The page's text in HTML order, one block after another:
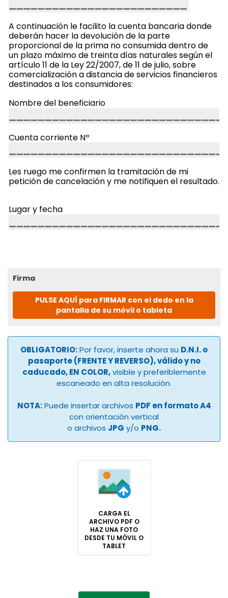
A continuación le facilito la cuenta bancaria donde
deberán hacer la devolución de la parte
proporcional de la prima no consumida dentro de
un plazo máximo de treinta días naturales según el
artículo 11 de la Ley 22/2007, de 11 de julio, sobre
comercialización a distancia de servicios financieros
destinados a los consumidores:
Nombre del beneficiario
Cuenta corriente Nº
Les ruego me confirmen la tramitación de mi
petición de cancelación y me notifiquen el resultado.
Lugar y fecha
Firma
PULSE AQUÍ para FIRMAR con el dedo en la
pantalla de su móvil o tableta
OBLIGATORIO:Por favor, inserte ahora su D.N.I. o
pasaporte (FRENTE Y REVERSO), válido y no
caducado, EN COLOR,visible y preferiblemente
escaneado en alta resolución.
NOTA:Puede insertar archivos PDF en formato A4
con orientación vertical
o archivos JPG y/o PNG.
CARGA EL
ARCHIVO PDF O
HAZ UNA FOTO
DESDE TU MÓVIL O
TABLET